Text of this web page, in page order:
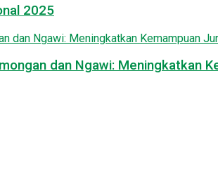
2025
dan Ngawi: Meningkatkan